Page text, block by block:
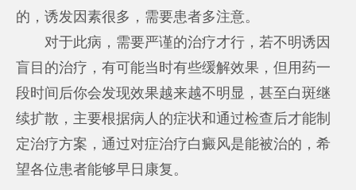
的，诱发因素很多，需要患者多注意。
对于此病，需要严谨的治疗才行，若不明诱因
盲目的治疗，有可能当时有些缓解效果，但用药一
段时间后你会发现效果越来越不明显，甚至白斑继
续扩散，主要根据病人的症状和通过检查后才能制
定治疗方案，通过对症治疗白癜风是能被治的，希
望各位患者能够早日康复。